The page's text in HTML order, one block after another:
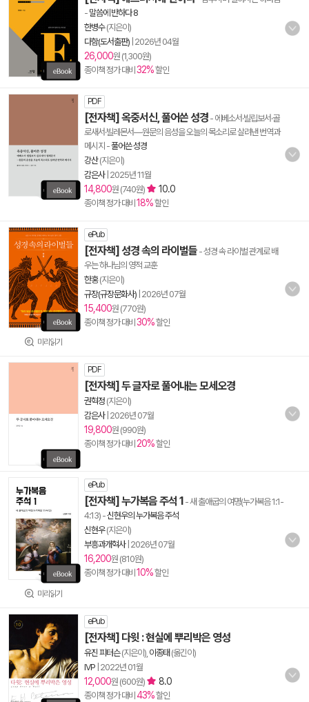
- 말씀에 반하다 8
한병수(지은이)
다함(도서출판) 2026년 04월
26,000원 (1,300원)
종이책 정가 대비 32%할인
PDF
[전자책] 옥중서신, 풀어쓴 성경 - 에베소서·빌립보서·골
로새서·빌레몬서―원문의 음성을 오늘의 목소리로 살려낸 번역과
메시지 -풀어쓴 성경
강산(지은이)
감은사| 2025년 11월
14,800원 (740원) 10.0
종이책 정가 대비 18%할인
미리읽기
ePub
[전자책] 성경 속의 라이벌들 - 성경 속 라이벌 관계로 배
우는 하나님의 영적 교훈
한홍(지은이)
규장(규장문화사) 2026년 07월
15,400원 (770원)
종이책 정가 대비 30%할인
PDF
[전자책] 두 글자로 풀어내는 모세오경
권혁정 (지은이)
감은사| 2026년 07월
19,800원 (990원)
종이책 정가 대비 20%할인
미리읽기
ePub
[전자책] 누가복음 주석 1 - 새 출애굽의 여명(누가복음 1:1-
4:13) -신현우의 누가복음 주석
신현우(지은이)
부흥과개혁사| 2026년 07월
16,200원 (810원)
종이책 정가 대비 10%할인
ePub
[전자책] 다윗 : 현실에 뿌리박은 영성
유진 피터슨(지은이), 이종태 (옮긴이)
IVP 2022년 01월
12,000원 (600원) 8.0
종이책 정가 대비 43%할인